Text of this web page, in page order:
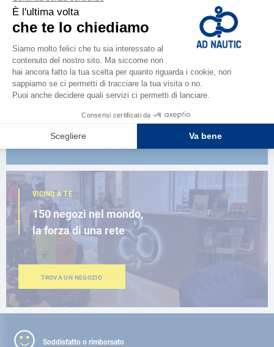
CATALOGARE
Scopri la
nuova guida AD 2026
SFOGLIA IL CATALOGO
VICINO A TE
150 negozi nel mondo,
la forza di una rete
TROVA UN NEGOZIO
Soddisfatto o rimborsato